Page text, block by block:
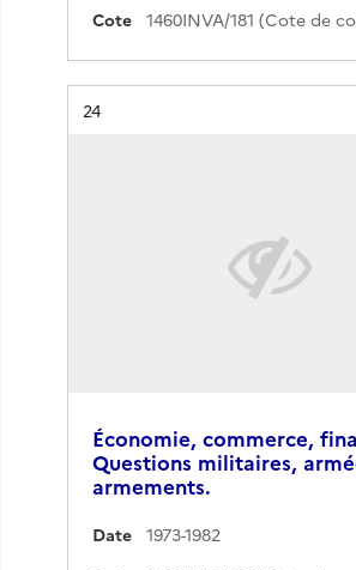
Cote 1460INVA/181 (Cote de
Résultat n°
24
Économie, commerce,
Questions militaires,
armements.
Date
1973-1982